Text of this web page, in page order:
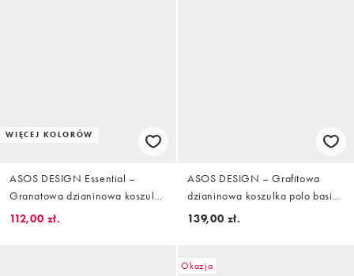
WIĘCEJ KOLORÓW
ASOS DESIGN Essential –
Granatowa dzianinowa koszulka
polo o kroju podkreślającym
112,00 zł.
ASOS DESIGN – Grafitowa
dzianinowa koszulka polo basic
o kroju podkreślającym sylwetkę
139,00 zł.
Okazja